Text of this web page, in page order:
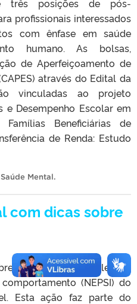
três posições de pós-
profissionais interessados
com ênfase em saúde
humano. As bolsas,
de Aperfeiçoamento de
através do Edital da
vinculadas ao projeto
e Desempenho Escolar em
Beneficiárias de
de Renda: Estudo
Saúde Mental.
com dicas sobre
ansiedade do Núcleo de
(NEPSI) do
Esta ação faz parte do